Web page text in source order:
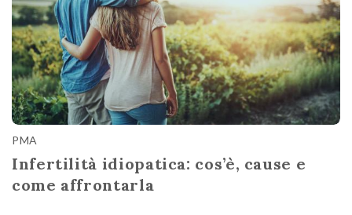
PMA
Infertilità idiopatica: cos’è, cause e
come affrontarla